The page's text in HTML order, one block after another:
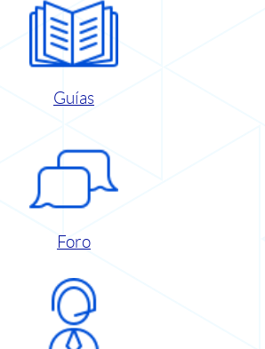
Guías
Foro